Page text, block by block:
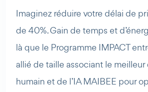
Imaginez réduire votre délai de
de 40%. Gain de temps et
là que le Programme IMPACT
allié de taille associant le
humain et de l’IA MAIBEE pour